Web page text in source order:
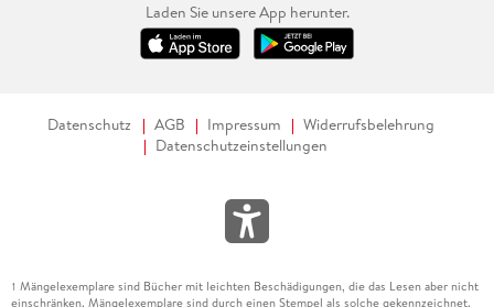
Laden Sie unsere App herunter.
Datenschutz AGB Impressum
Widerrufsbelehrung
Datenschutzeinstellungen
1 Mängelexemplare sind Bücher mit leichten Beschädigungen, die das Lesen aber nicht
einschränken. Mängelexemplare sind durch einen Stempel als solche gekennzeichnet.